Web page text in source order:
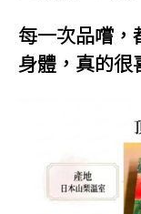
每一次品嚐，
身體，真的很